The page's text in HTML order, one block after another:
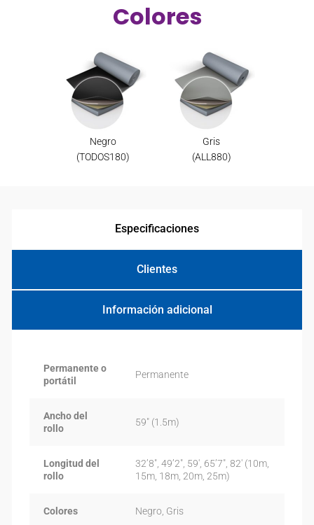
Colores
Negro
(TODOS180)
Gris
(ALL880)
Especificaciones
Clientes
Información adicional
Permanente o
portátil
Permanente
Ancho del
rollo
59″ (1.5m)
Longitud del
rollo
32’8″, 49’2″, 59′, 65’7″, 82′ (10m,
15m, 18m, 20m, 25m)
Colores Negro, Gris